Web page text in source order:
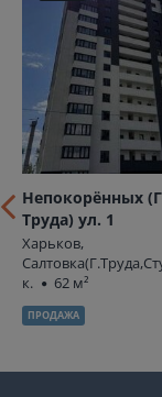
Непокорённых
Труда) ул. 1
Харьков,
к.
62 м²
ПРОДАЖА